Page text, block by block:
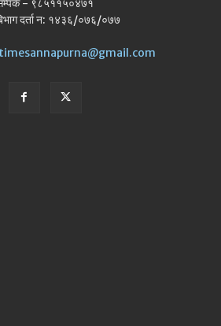
दर्ता न: १४३६/०७६/०७७
timesannapurna@gmail.com